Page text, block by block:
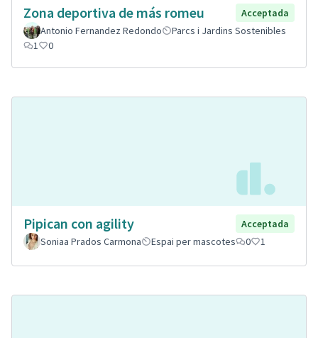
Zona deportiva de más romeu
Acceptada
Antonio Fernandez Redondo
Parcs i Jardins Sostenibles
1
0
Pipican con agility
Acceptada
Soniaa Prados Carmona
Espai per mascotes 0 1